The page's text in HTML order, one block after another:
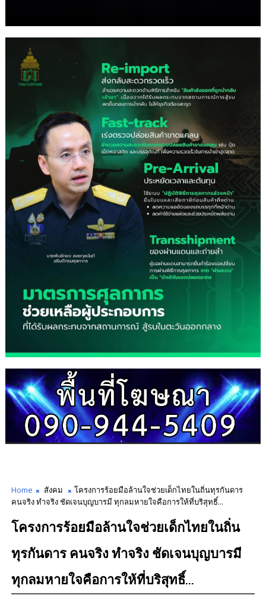
Home สังคม
โครงการร้อยมือล้านใจช่วยเด็กไทยในถิ่นทุรกันดาร
คนจริง ทำจริง ชัดเจนบุญบารมี ทุกลมหายใจคือการให้ที่บริสุทธิ์...
โครงการร้อยมือล้านใจช่วยเด็กไทยในถิ่น
ทุรกันดาร คนจริง ทำจริง ชัดเจนบุญบารมี
ทุกลมหายใจคือการให้ที่บริสุทธิ์...